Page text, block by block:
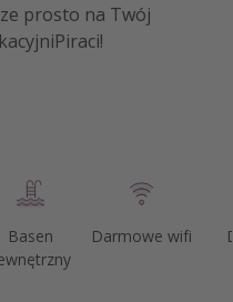
prosto na Twój
Basen
Darmowe wifi